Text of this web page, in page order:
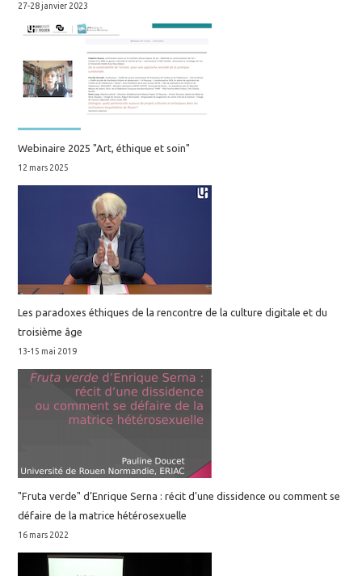
27-28 janvier 2023
Webinaire 2025 "Art, éthique et soin"
12 mars 2025
Les paradoxes éthiques de la rencontre de la culture digitale et du
troisième âge
13-15 mai 2019
"Fruta verde" d’Enrique Serna : récit d’une dissidence ou comment se
défaire de la matrice hétérosexuelle
16 mars 2022